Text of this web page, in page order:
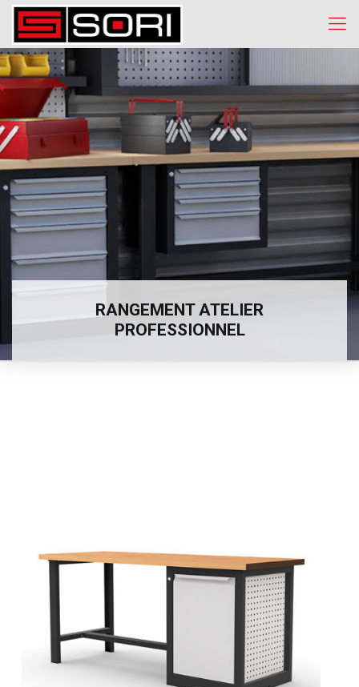
RANGEMENT ATELIER
PROFESSIONNEL